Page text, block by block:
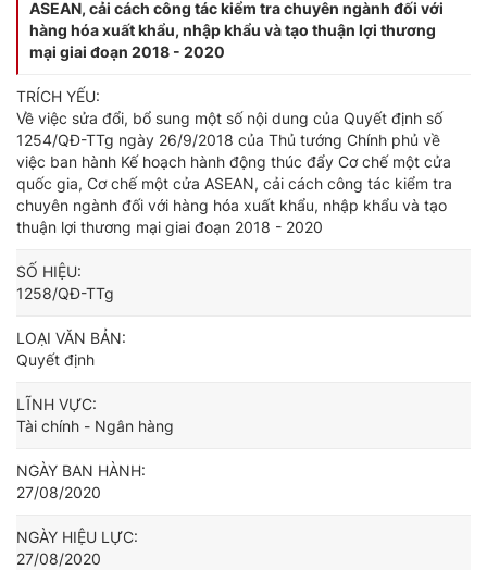
ASEAN, cải cách công tác kiểm tra chuyên ngành đối với
hàng hóa xuất khẩu, nhập khẩu và tạo thuận lợi thương
mại giai đoạn 2018 - 2020
TRÍCH YẾU:
Về việc sửa đổi, bổ sung một số nội dung của Quyết định số
1254/QĐ-TTg ngày 26/9/2018 của Thủ tướng Chính phủ về
việc ban hành Kế hoạch hành động thúc đẩy Cơ chế một cửa
quốc gia, Cơ chế một cửa ASEAN, cải cách công tác kiểm tra
chuyên ngành đối với hàng hóa xuất khẩu, nhập khẩu và tạo
thuận lợi thương mại giai đoạn 2018 - 2020
SỐ HIỆU:
1258/QĐ-TTg
LOẠI VĂN BẢN:
Quyết định
LĨNH VỰC:
Tài chính - Ngân hàng
NGÀY BAN HÀNH:
27/08/2020
NGÀY HIỆU LỰC:
27/08/2020